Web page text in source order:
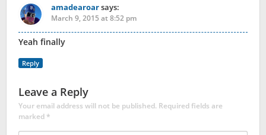
amadearoarsays:
March 9, 2015 at 8:52 pm
Yeah finally
Reply
Leave a Reply
Your email address will not be published. Required fields are
marked*